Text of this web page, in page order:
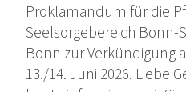
Proklamandum für die
Seelsorgebereich
Bonn zur Verkündigung
13./14. Juni 2026. Liebe